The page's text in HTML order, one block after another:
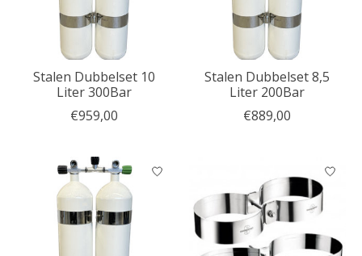
Stalen Dubbelset 10
Liter 300Bar
€959,00
Stalen Dubbelset 8,5
Liter 200Bar
€889,00